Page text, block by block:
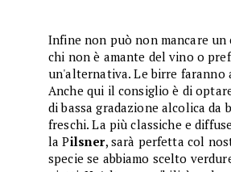
Infine non può non mancare
chi non è amante del vino o
un'alternativa. Le birre faranno
Anche qui il consiglio è di
di bassa gradazione alcolica da
freschi. La più classiche e
la Pilsner, sarà perfetta col
specie se abbiamo scelto